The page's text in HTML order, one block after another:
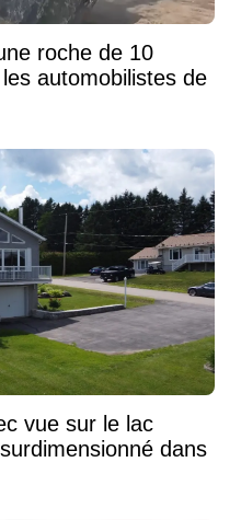
roche de 10
automobilistes de
vue sur le lac
dans